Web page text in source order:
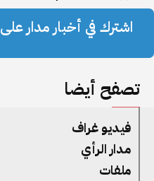
اشترك في أخبار مدار على
تصفح أيضا
فيديو غراف
مدار الرأي
ملفات